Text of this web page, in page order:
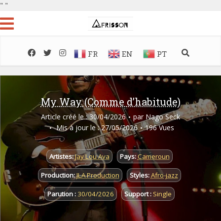
" "
FR EN PT
My Way (Comme d’habitude)
Article créé le : 30/04/2026 par Nago Seck
Mis à jour le : 27/05/2026
196 Vues
Artistes:Jay Lou Ava Pays:Cameroun
Production:JLA Production Styles:Afro-jazz
Parution : 30/04/2026 Support : Single